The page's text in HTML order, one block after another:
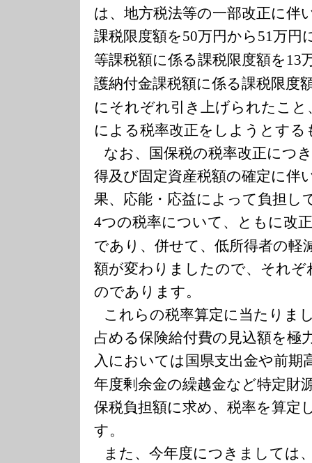
は、地方税法等の一部改正に伴
課税限度額を50万円から 51万円
等課税額に係る課税限度額を 13
護納付金課税額に係る課税限度
にそれぞれ引き上げられたこ
による税率改正をしようとす
なお、国保税の税率改正につ
得及び固定資産税額の確定に伴
果、応能・応益によって負担し
4つの税率について、ともに改
であり、併せて、低所得者の軽
額が変わりましたので、それ
のであります。
これらの税率算定に当たりま
占める保険給付費の見込額を極
入においては国県支出金や前期
年度剰余金の繰越金など特定財
保税負担額に求め、税率を算定
す。
また、今年度につきましては